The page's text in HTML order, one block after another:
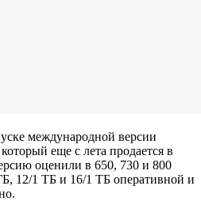
международной версии
еще с лета продается в
оценили в 650, 730 и 800
12/1 ТБ и 16/1 ТБ оперативной и